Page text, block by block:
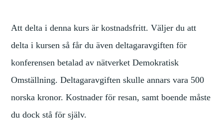
Att delta i denna kurs är kostnadsfritt. Väljer du att
delta i kursen så får du även deltagaravgiften för
konferensen betalad av nätverket Demokratisk
Omställning. Deltagaravgiften skulle annars vara 500
norska kronor. Kostnader för resan, samt boende måste
du dock stå för själv.